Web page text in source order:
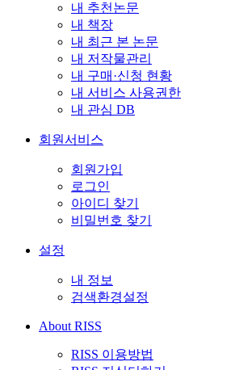
내 추천논문
내 책장
내 최근 본 논문
내 저작물관리
내 구매·신청 현황
내 서비스 사용권한
내 관심 DB
회원서비스
회원가입
로그인
아이디 찾기
비밀번호 찾기
설정
내 정보
검색환경설정
About RISS
RISS 이용방법